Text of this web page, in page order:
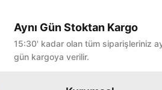
Bu
Aynı Gün Stoktan Kargo
15:30' kadar olan tüm siparişleriniz
gün kargoya verilir.